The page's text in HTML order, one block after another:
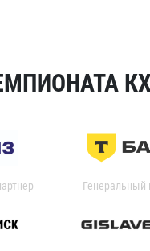
Генеральный